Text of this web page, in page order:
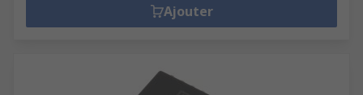
Ajouter